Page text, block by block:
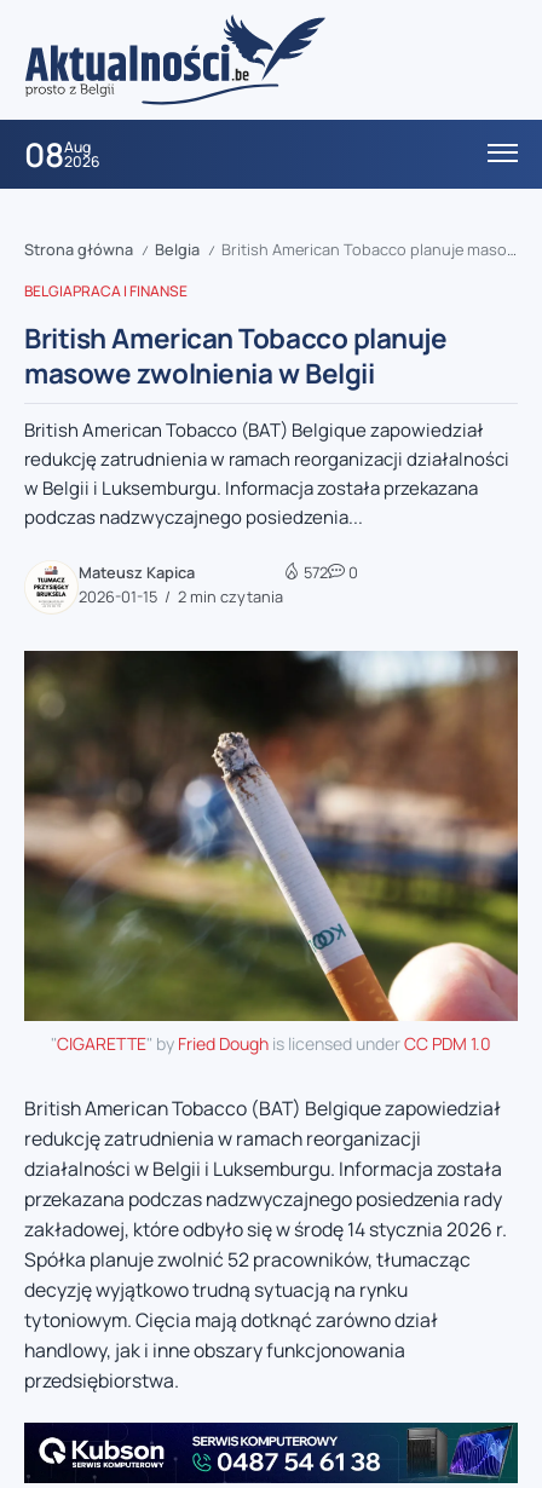
08Aug
2026
Strona główna / Belgia / British American Tobacco planuje masowe zwolnienia w Belgii
BELGIAPRACA I FINANSE
British American Tobacco planuje
masowe zwolnienia w Belgii
British American Tobacco (BAT) Belgique zapowiedział
redukcję zatrudnienia w ramach reorganizacji działalności
w Belgii i Luksemburgu. Informacja została przekazana
podczas nadzwyczajnego posiedzenia...
Mateusz Kapica
2026-01-15
2 min czytania
572 0
"CIGARETTE" by Fried Dough is licensed underCC PDM 1.0
British American Tobacco (BAT) Belgique zapowiedział
redukcję zatrudnienia w ramach reorganizacji
działalności w Belgii i Luksemburgu. Informacja została
przekazana podczas nadzwyczajnego posiedzenia rady
zakładowej, które odbyło się w środę 14 stycznia 2026 r.
Spółka planuje zwolnić 52 pracowników, tłumacząc
decyzję wyjątkowo trudną sytuacją na rynku
tytoniowym. Cięcia mają dotknąć zarówno dział
handlowy, jak i inne obszary funkcjonowania
przedsiębiorstwa.